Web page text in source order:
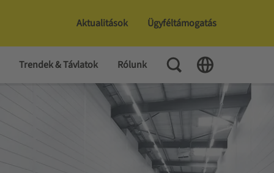
Aktualitások Ügyféltámogatás
Trendek & Távlatok Rólunk
Toggle Search
Toggle